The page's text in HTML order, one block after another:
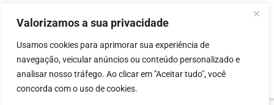
Valorizamos a sua privacidade
Usamos cookies para aprimorar sua experiência de
navegação, veicular anúncios ou conteúdo personalizado e
analisar nosso tráfego. Ao clicar em "Aceitar tudo", você
concorda com o uso de cookies.